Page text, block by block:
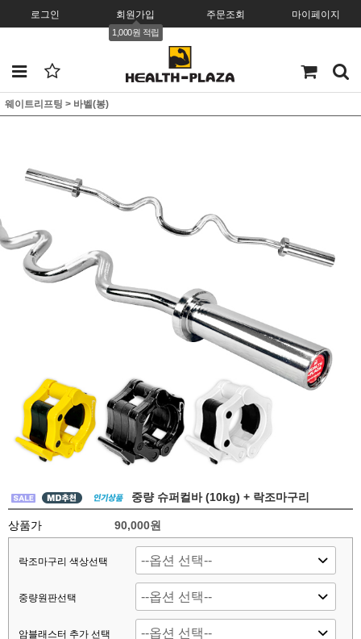
로그인 회원가입
1,000원 적립
주문조회 마이페이지
웨이트리프팅 > 바벨(봉)
중량 슈퍼컬바 (10kg) + 락조마구리
상품가 90,000원
락조마구리 색상선택
중량원판선택
암블래스터 추가 선택